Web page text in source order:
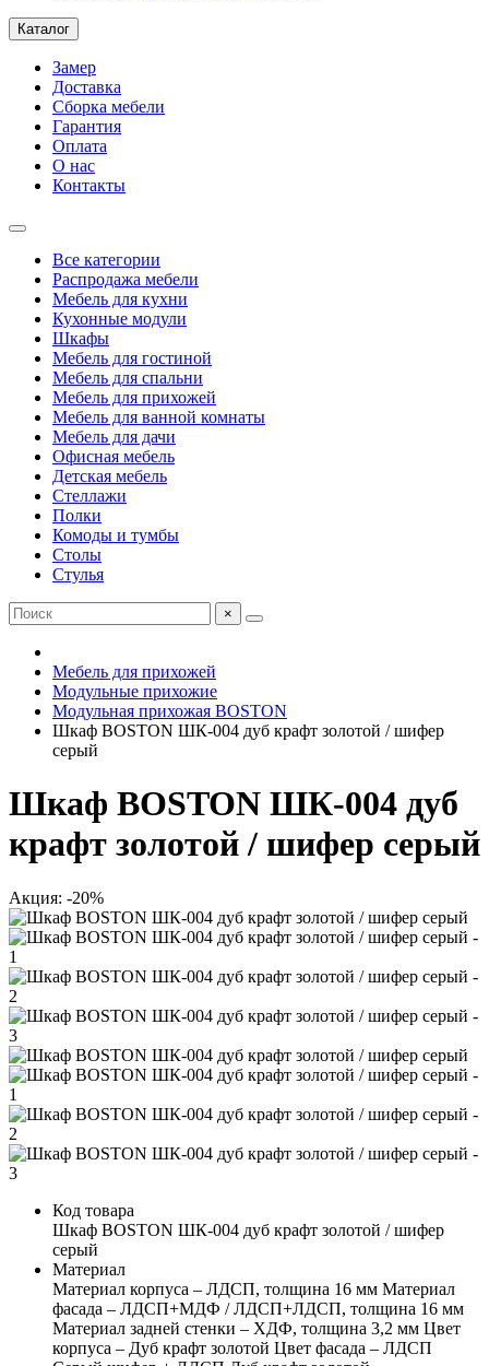
Каталог
Замер
Доставка
Сборка мебели
Гарантия
Оплата
О нас
Контакты
Все категории
Распродажа мебели
Мебель для кухни
Кухонные модули
Шкафы
Мебель для гостиной
Мебель для спальни
Мебель для прихожей
Мебель для ванной комнаты
Мебель для дачи
Офисная мебель
Детская мебель
Стеллажи
Полки
Комоды и тумбы
Столы
Стулья
×
Мебель для прихожей
Модульные прихожие
Модульная прихожая BOSTON
Шкаф BOSTON ШК-004 дуб крафт золотой / шифер
серый
Шкаф BOSTON ШК-004 дуб
крафт золотой / шифер серый
Акция: -20%
Код товара
Шкаф BOSTON ШК-004 дуб крафт золотой / шифер
серый
Материал
Материал корпуса – ЛДСП, толщина 16 мм Материал
фасада – ЛДСП+МДФ / ЛДСП+ЛДСП, толщина 16 мм
Материал задней стенки – ХДФ, толщина 3,2 мм Цвет
корпуса – Дуб крафт золотой Цвет фасада – ЛДСП